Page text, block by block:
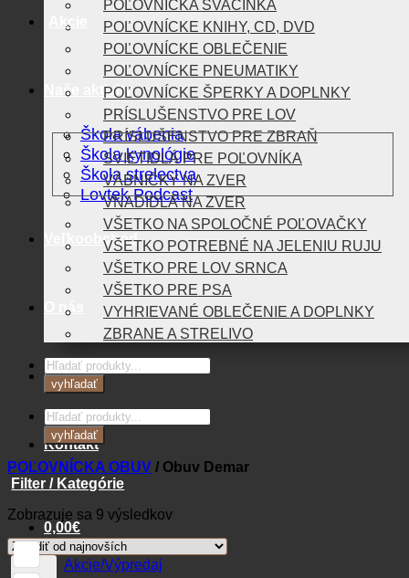
Akcie
Naše aktivity
Škola vábenia
Škola kynológie
Škola strelectva
Lovtek Podcast
Veľkoobchod
O nás
Blog
Kontakt
0,00€
Košík
POĽOVNÍCKA SVAČINKA
POĽOVNÍCKE KNIHY, CD, DVD
POĽOVNÍCKE OBLEČENIE
POĽOVNÍCKE PNEUMATIKY
POĽOVNÍCKE ŠPERKY A DOPLNKY
PRÍSLUŠENSTVO PRE LOV
PRÍSLUŠENSTVO PRE ZBRAŇ
SVIETIDLÁ PRE POĽOVNÍKA
VÁBNIČKY NA ZVER
VNADIDLÁ NA ZVER
VŠETKO NA SPOLOČNÉ POĽOVAČKY
VŠETKO POTREBNÉ NA JELENIU RUJU
VŠETKO PRE LOV SRNCA
VŠETKO PRE PSA
VYHRIEVANÉ OBLEČENIE A DOPLNKY
ZBRANE A STRELIVO
Products
search
vyhľadať
Products
search
vyhľadať
POĽOVNÍCKA OBUV / Obuv Demar
Filter / Kategórie
Zobrazuje sa 9 výsledkovZoradené
najnovších
Akcie/Výpredaj